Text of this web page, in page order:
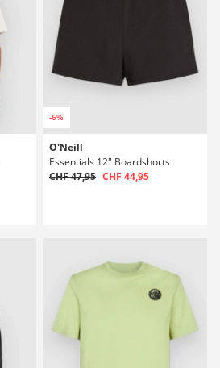
-6%
O'Neill
Essentials 12" Boardshorts
CHF 47,95 CHF 44,95